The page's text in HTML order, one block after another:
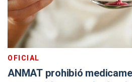
OFICIAL
ANMAT prohibió